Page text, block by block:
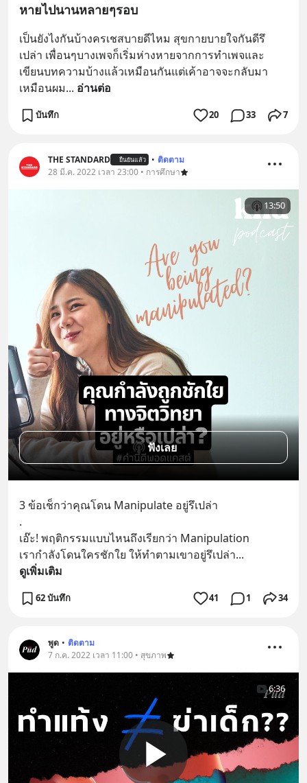
หายไปนานหลายๆรอบ
เป็นยังไงกันบ้างครเชสบายดีไหม สุขกายบายใจกันดีรึ
เปล่า เพื่อนๆบางเพจก็เริ่มห่างหายจากการทำเพจและ
เขียนบทความบ้างแล้วเหมือนกันแต่เค้าอาจจะกลับมา
เหมือนผม... อ่านต่อ
บันทึก 20 33 7
THE STANDARD ยืนยันแล้ว • ติดตาม
28 มี.ค. 2022 เวลา 23:00 • การศึกษา
13:50
ฟังเลย
3 ข้อเช็กว่าคุณโดน Manipulate อยู่รึเปล่า
.
เอ๊ะ! พฤติกรรมแบบไหนถึงเรียกว่า Manipulation
เรากำลังโดนใครชักใย ให้ทำตามเขาอยู่รึเปล่า...
ดูเพิ่มเติม
62 บันทึก 41 1 34
พูด • ติดตาม
7 ก.ค. 2022 เวลา 11:00 • สุขภาพ
6:36